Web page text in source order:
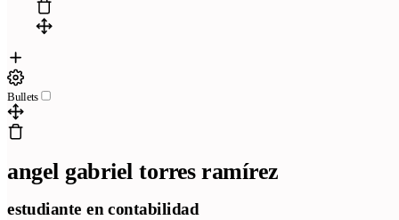
Bullets
angel gabriel torres ramírez
estudiante en contabilidad